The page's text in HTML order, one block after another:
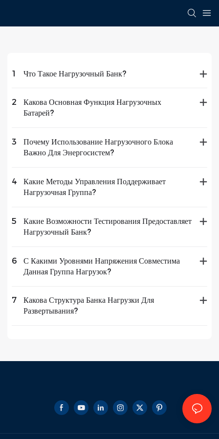
1 Что Такое Нагрузочный Банк?
2
Какова Основная Функция Нагрузочных
Батарей?
3
Почему Использование Нагрузочного Блока
Важно Для Энергосистем?
4
Какие Методы Управления Поддерживает
Нагрузочная Группа?
5
Какие Возможности Тестирования Предоставляет
Нагрузочный Банк?
6
С Какими Уровнями Напряжения Совместима
Данная Группа Нагрузок?
7
Какова Структура Банка Нагрузки Для
Развертывания?